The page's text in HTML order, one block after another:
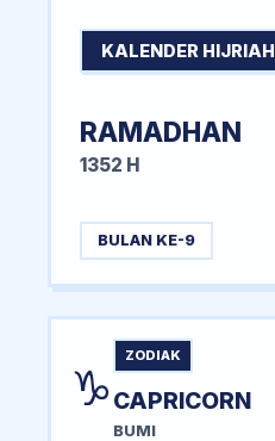
KALENDER HIJRIAH
RAMADHAN
1352 H
BULAN KE-9
♑
ZODIAK
CAPRICORN
BUMI